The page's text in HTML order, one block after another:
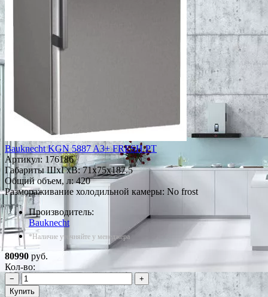
Bauknecht KGN 5887 A3+ FRESH PT
Артикул: 176186
Габариты ШxГxВ: 71x75x187.5
Общий объем, л: 420
Размораживание холодильной камеры: No frost
Производитель:
Bauknecht
*Наличие уточняйте у менеджера
80990 руб.
Кол-во:
−
+
Купить